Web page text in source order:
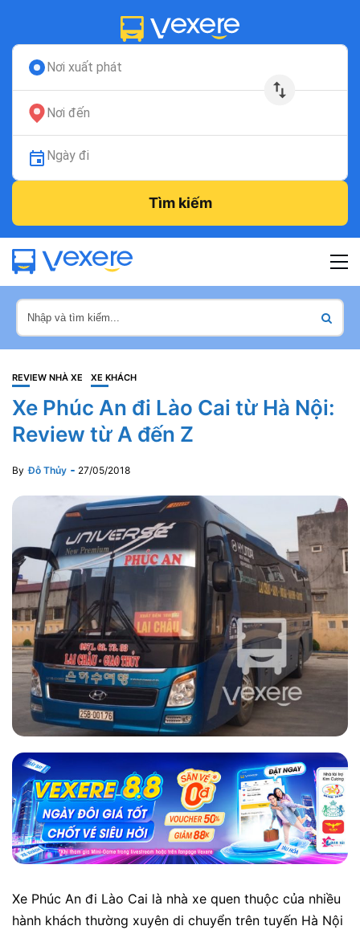
Nơi xuất phát
Nơi đến
Ngày đi
Tìm kiếm
REVIEW NHÀ XE XE KHÁCH
Xe Phúc An đi Lào Cai từ Hà Nội:
Review từ A đến Z
By Đỗ Thủy 27/05/2018
Xe Phúc An đi Lào Cai là nhà xe quen thuộc của nhiều
hành khách thường xuyên di chuyển trên tuyến Hà Nội